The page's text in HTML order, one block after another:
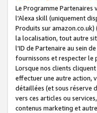
Le Programme Partenaires
l'Alexa skill (uniquement
Produits sur
la localisation, tout autre
l'ID de Partenaire au sein
fournissons et respecter le
Lorsque nos clients
effectuer une autre action,
détaillées (et sous réserve
vers ces articles ou
contenus marketing et